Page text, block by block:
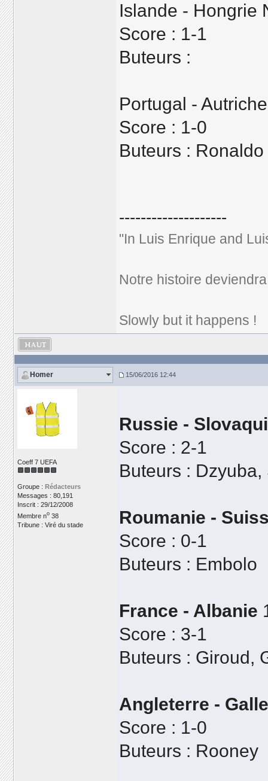
Islande - Hongrie
Score : 1-1
Buteurs :
Portugal -
Score : 1-0
Buteurs : Ronaldo
--------------------
"In Luis Enrique and
Notre histoire
Slowly but it happens !
Homer 15/06/2016 12:44
Coeff 7 UEFA
Groupe : Rédacteurs
Messages : 80,191
Inscrit : 29/12/2008
Membre no38
Tribune : Viré du stade
Russie -
Score : 2-1
Buteurs :
Roumanie -
Score : 0-1
Buteurs : Embolo
France - Albanie
Score : 3-1
Buteurs : Giroud,
Angleterre -
Score : 1-0
Buteurs : Rooney